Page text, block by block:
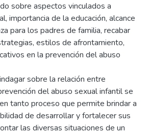
sobre aspectos vinculados a
importancia de la educación, alcance
para los padres de familia, recabar
estilos de afrontamiento,
en la prevención del abuso
sobre la relación entre
del abuso sexual infantil se
tanto proceso que permite brindar a
de desarrollar y fortalecer sus
las diversas situaciones de un